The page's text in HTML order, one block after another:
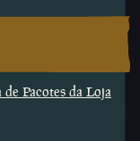
Pacotes da Loja